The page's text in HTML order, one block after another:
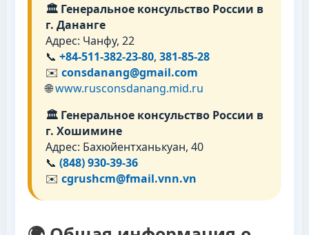
🏛 Генеральное консульство России в
г. Дананге
Адрес: Чанфу, 22
📞 +84-511-382-23-80, 381-85-28
✉️ consdanang@gmail.com
🌐www.rusconsdanang.mid.ru
🏛 Генеральное консульство России в
г. Хошимине
Адрес: Бахюйентханькуан, 40
📞 (848) 930-39-36
✉️ cgrushcm@fmail.vnn.vn